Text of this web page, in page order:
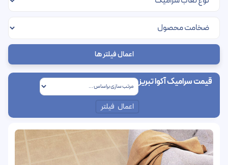
اعمال فیلتر ها
قیمت سرامیک آکوا تبریز
اعمال فیلتر